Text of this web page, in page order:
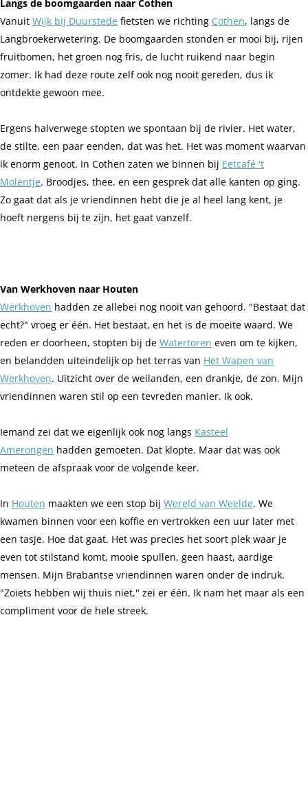
Langs de boomgaarden naar Cothen
Vanuit Wijk bij Duurstede fietsten we richting Cothen, langs de
Langbroekerwetering. De boomgaarden stonden er mooi bij, rijen
fruitbomen, het groen nog fris, de lucht ruikend naar begin
zomer. Ik had deze route zelf ook nog nooit gereden, dus ik
ontdekte gewoon mee.
Ergens halverwege stopten we spontaan bij de rivier. Het water,
de stilte, een paar eenden, dat was het. Het was moment waarvan
ik enorm genoot. In Cothen zaten we binnen bij Eetcafé 't
Molentje. Broodjes, thee, en een gesprek dat alle kanten op ging.
Zo gaat dat als je vriendinnen hebt die je al heel lang kent, je
hoeft nergens bij te zijn, het gaat vanzelf.
Van Werkhoven naar Houten
Werkhoven hadden ze allebei nog nooit van gehoord. "Bestaat dat
echt?" vroeg er één. Het bestaat, en het is de moeite waard. We
reden er doorheen, stopten bij de Watertoren even om te kijken,
en belandden uiteindelijk op het terras van Het Wapen van
Werkhoven. Uitzicht over de weilanden, een drankje, de zon. Mijn
vriendinnen waren stil op een tevreden manier. Ik ook.
Iemand zei dat we eigenlijk ook nog langs Kasteel
Amerongen hadden gemoeten. Dat klopte. Maar dat was ook
meteen de afspraak voor de volgende keer.
In Houten maakten we een stop bij Wereld van Weelde. We
kwamen binnen voor een koffie en vertrokken een uur later met
een tasje. Hoe dat gaat. Het was precies het soort plek waar je
even tot stilstand komt, mooie spullen, geen haast, aardige
mensen. Mijn Brabantse vriendinnen waren onder de indruk.
"Zoiets hebben wij thuis niet," zei er één. Ik nam het maar als een
compliment voor de hele streek.